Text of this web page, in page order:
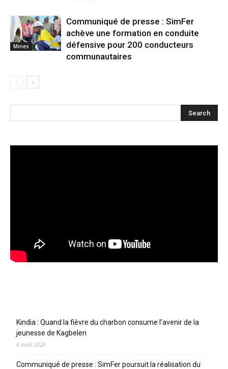
Mines
Communiqué de presse : SimFer
achève une formation en conduite
défensive pour 200 conducteurs
communautaires
Kindia : Quand la fièvre du charbon consume l’avenir de la
jeunesse de Kagbelen
6 août 2026
Communiqué de presse : SimFer poursuit la réalisation du